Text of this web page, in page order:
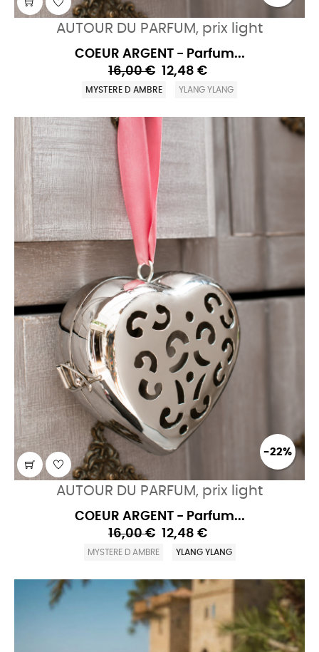
AUTOUR DU PARFUM, prix light
COEUR ARGENT - Parfum...
16,00 € 12,48 €
MYSTERE D AMBRE YLANG YLANG
-22%
AUTOUR DU PARFUM, prix light
COEUR ARGENT - Parfum...
16,00 € 12,48 €
MYSTERE D AMBRE YLANG YLANG